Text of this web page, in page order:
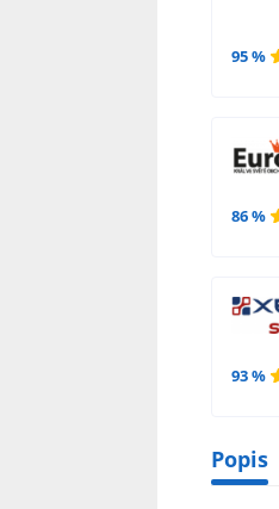
95 %
86 %
93 %
Popis